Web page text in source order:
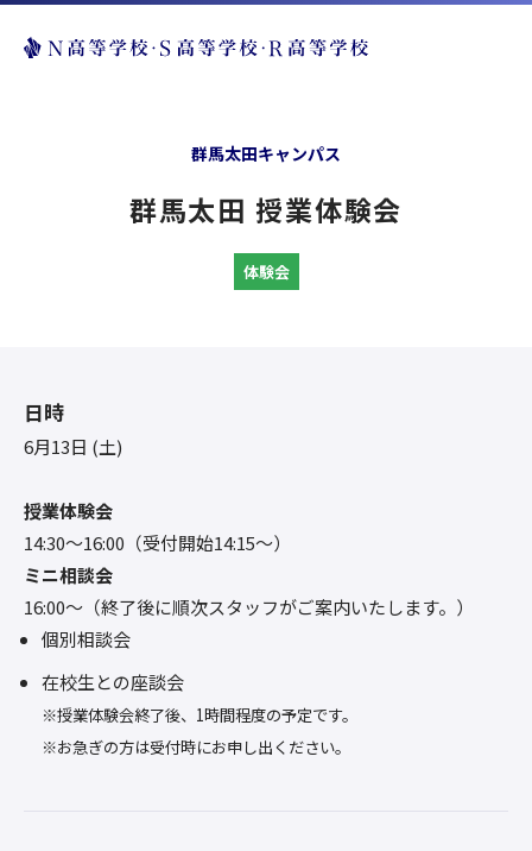
群馬太田キャンパス
群馬太田 授業体験会
体験会
日時
6月13日 (土)
授業体験会
14:30〜16:00（受付開始14:15～）
ミニ相談会
16:00〜（終了後に順次スタッフがご案内いたします。）
個別相談会
在校生との座談会
※授業体験会終了後、1時間程度の予定です。
※お急ぎの方は受付時にお申し出ください。